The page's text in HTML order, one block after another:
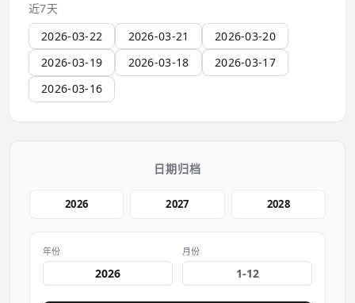
近7天
2026-03-22
2026-03-21
2026-03-20
2026-03-19
2026-03-18
2026-03-17
2026-03-16
日期归档
2026 2027 2028
年份 月份